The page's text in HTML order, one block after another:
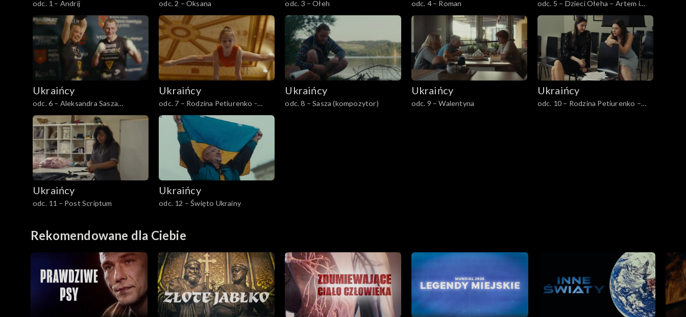
odc. 1 – Andrij odc. 2 – Oksana odc. 3 – Ołeh odc. 4 – Roman
odc. 5 – Dzieci Ołeha – Artem i
Ania
Ukraińcy
odc. 6 – Aleksandra Sasza
Sidorenko (bokserka)
Ukraińcy
odc. 7 – Rodzina Petiurenko -
Marysia i rodzice
Ukraińcy
odc. 8 – Sasza (kompozytor)
Ukraińcy
odc. 9 – Walentyna
Ukraińcy
odc. 10 – Rodzina Petiurenko –
Ukraińcy
odc. 11 – Post Scriptum
Ukraińcy
odc. 12 – Święto Ukrainy
Rekomendowane dla Ciebie